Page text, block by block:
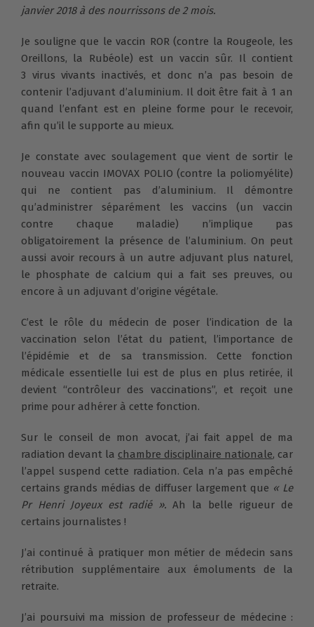
janvier 2018 à des nourrissons de 2 mois.
Je souligne que le vaccin ROR (contre la Rougeole, les
Oreillons, la Rubéole) est un vaccin sûr. Il contient
3 virus vivants inactivés, et donc n’a pas besoin de
contenir l’adjuvant d’aluminium. Il doit être fait à 1 an
quand l’enfant est en pleine forme pour le recevoir,
afin qu’il le supporte au mieux.
Je constate avec soulagement que vient de sortir le
nouveau vaccin IMOVAX POLIO (contre la poliomyélite)
qui ne contient pas d’aluminium. Il démontre
qu’administrer séparément les vaccins (un vaccin
contre chaque maladie) n’implique pas
obligatoirement la présence de l’aluminium. On peut
aussi avoir recours à un autre adjuvant plus naturel,
le phosphate de calcium qui a fait ses preuves, ou
encore à un adjuvant d’origine végétale.
C’est le rôle du médecin de poser l’indication de la
vaccination selon l’état du patient, l’importance de
l’épidémie et de sa transmission. Cette fonction
médicale essentielle lui est de plus en plus retirée, il
devient “contrôleur des vaccinations”, et reçoit une
prime pour adhérer à cette fonction.
Sur le conseil de mon avocat, j’ai fait appel de ma
radiation devant la chambre disciplinaire nationale, car
l’appel suspend cette radiation. Cela n’a pas empêché
certains grands médias de diffuser largement que « Le
Pr Henri Joyeux est radié ». Ah la belle rigueur de
certains journalistes !
J’ai continué à pratiquer mon métier de médecin sans
rétribution supplémentaire aux émoluments de la
retraite.
J’ai poursuivi ma mission de professeur de médecine :